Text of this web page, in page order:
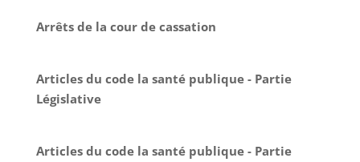
Arrêts de la cour de cassation
Articles du code la santé publique - Partie
Législative
Articles du code la santé publique - Partie